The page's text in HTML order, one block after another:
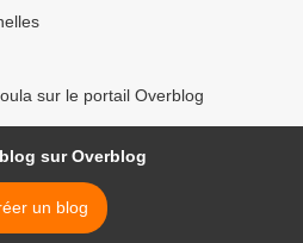
sur le portail Overblog
sur Overblog
un blog